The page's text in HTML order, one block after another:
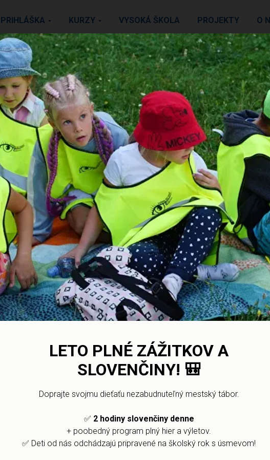
LETO PLNÉ ZÁŽITKOV A
SLOVENČINY! 🎒
Doprajte svojmu dieťaťu nezabudnuteľný mestský tábor.
✅ 2 hodiny slovenčiny denne
+ poobedný program plný hier a výletov.
✅ Deti od nás odchádzajú pripravené na školský rok s úsmevom!
PRIHLÁŠKA KURZY VYSOKÁ ŠKOLA PROJEKTY O
ICAN SCHOOL
KONTAKTY
ADMINISTRATÍVA ŠKOLY:
myhive Vajnorská Tower 1
Vajnorská 100/A
831 04 Bratislava
Pondelok - Piatok
10:00-15:00
194
17,
Slovakia
+421
040